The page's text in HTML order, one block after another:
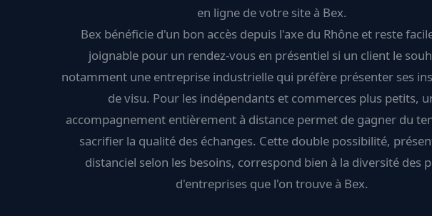
en ligne de votre site à Bex.
Bex bénéficie d'un bon accès depuis l'axe du Rhône et reste
joignable pour un rendez-vous en présentiel si un client le
notamment une entreprise industrielle qui préfère présenter ses
de visu. Pour les indépendants et commerces plus petits,
accompagnement entièrement à distance permet de gagner du
sacrifier la qualité des échanges. Cette double possibilité,
distanciel selon les besoins, correspond bien à la diversité des
d'entreprises que l'on trouve à Bex.